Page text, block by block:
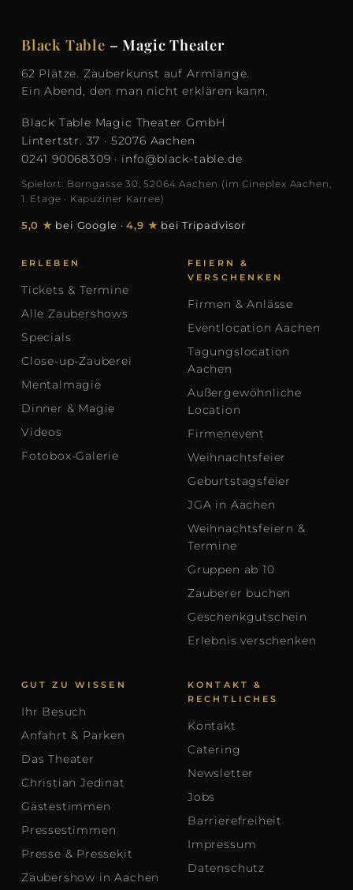
Black Table – Magic Theater
62 Plätze. Zauberkunst auf Armlänge.
Ein Abend, den man nicht erklären kann.
Black Table Magic Theater GmbH
Lintertstr. 37 · 52076 Aachen
0241 90068309 · info@black-table.de
Spielort: Borngasse 30, 52064 Aachen (im Cineplex Aachen,
1. Etage · Kapuziner Karree)
5,0 ★ bei Google ·4,9 ★ bei Tripadvisor
ERLEBEN
Tickets & Termine
Alle Zaubershows
Specials
Close-up-Zauberei
Mentalmagie
Dinner & Magie
Videos
Fotobox-Galerie
FEIERN &
VERSCHENKEN
Firmen & Anlässe
Eventlocation Aachen
Tagungslocation
Aachen
Außergewöhnliche
Location
Firmenevent
Weihnachtsfeier
Geburtstagsfeier
JGA in Aachen
Weihnachtsfeiern &
Termine
Gruppen ab 10
Zauberer buchen
Geschenkgutschein
Erlebnis verschenken
GUT ZU WISSEN
Ihr Besuch
Anfahrt & Parken
Das Theater
Christian Jedinat
Gästestimmen
Pressestimmen
Presse & Pressekit
Zaubershow in Aachen
KONTAKT &
RECHTLICHES
Kontakt
Catering
Newsletter
Jobs
Barrierefreiheit
Impressum
Datenschutz